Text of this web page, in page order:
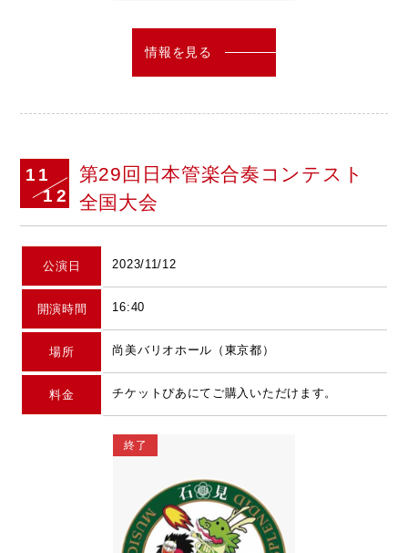
情報を見る
11
12
第29回日本管楽合奏コンテスト
全国大会
公演日 2023/11/12
開演時間 16:40
場所 尚美バリオホール（東京都）
料金 チケットぴあにてご購入いただけます。
終了